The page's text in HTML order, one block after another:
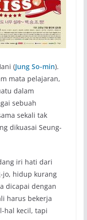
(Jung So-min).
mata pelajaran,
dalam
sebuah
sekali tak
dikuasai Seung-
iri hati dari
jo, hidup kurang
dicapai dengan
harus bekerja
hal kecil, tapi